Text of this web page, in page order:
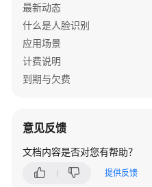
帮
助
文
档
通
最新动态
什么是人脸识别
应用场景
计费说明
到期与欠费
意见反馈
文档内容是否对您有帮助？
提供反馈